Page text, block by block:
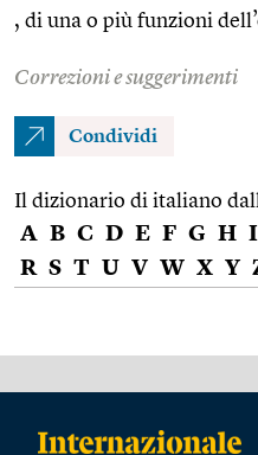
, di una o più funzioni
Correzioni e suggerimenti
Condividi
Il dizionario di italiano
A B C D E F G H I
R S T U V W X Y